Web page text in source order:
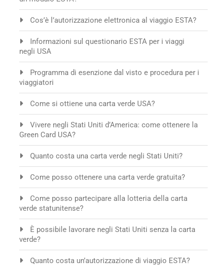
Cos’è l’autorizzazione elettronica al viaggio ESTA?
Informazioni sul questionario ESTA per i viaggi
negli USA
Programma di esenzione dal visto e procedura per i
viaggiatori
Come si ottiene una carta verde USA?
Vivere negli Stati Uniti d’America: come ottenere la
Green Card USA?
Quanto costa una carta verde negli Stati Uniti?
Come posso ottenere una carta verde gratuita?
Come posso partecipare alla lotteria della carta
verde statunitense?
È possibile lavorare negli Stati Uniti senza la carta
verde?
Quanto costa un’autorizzazione di viaggio ESTA?